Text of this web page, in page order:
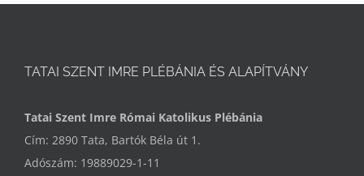
TATAI SZENT IMRE PLÉBÁNIA ÉS ALAPÍTVÁNY
Tatai Szent Imre Római Katolikus Plébánia
Cím: 2890 Tata, Bartók Béla út 1.
Adószám: 19889029-1-11